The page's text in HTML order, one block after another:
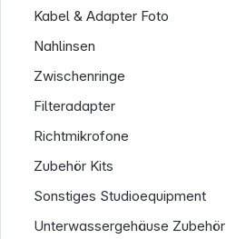
Kabel & Adapter Foto
Nahlinsen
Zwischenringe
Filteradapter
Richtmikrofone
Zubehör Kits
Sonstiges Studioequipment
Unterwassergehäuse Zubehör
Informationen